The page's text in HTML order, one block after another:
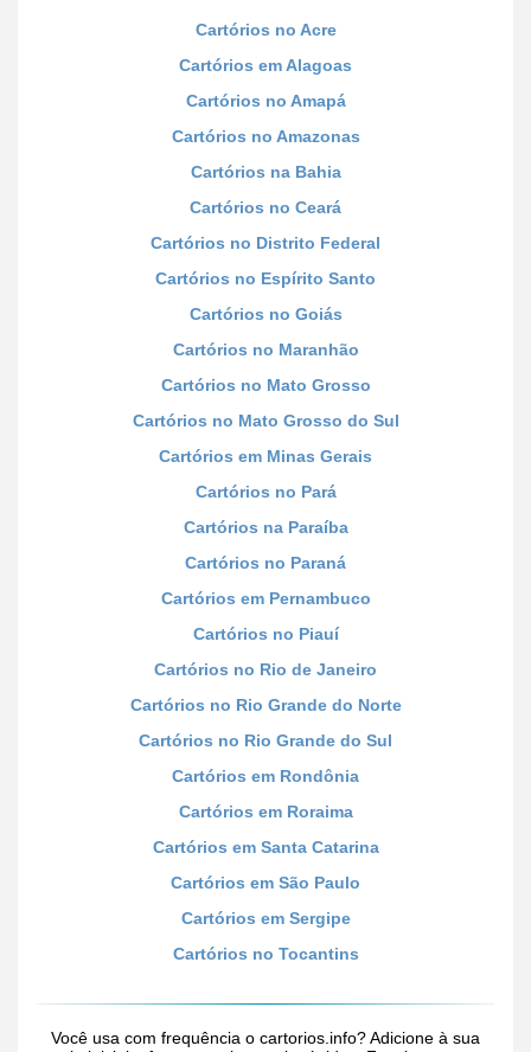
Cartórios no Acre
Cartórios em Alagoas
Cartórios no Amapá
Cartórios no Amazonas
Cartórios na Bahia
Cartórios no Ceará
Cartórios no Distrito Federal
Cartórios no Espírito Santo
Cartórios no Goiás
Cartórios no Maranhão
Cartórios no Mato Grosso
Cartórios no Mato Grosso do Sul
Cartórios em Minas Gerais
Cartórios no Pará
Cartórios na Paraíba
Cartórios no Paraná
Cartórios em Pernambuco
Cartórios no Piauí
Cartórios no Rio de Janeiro
Cartórios no Rio Grande do Norte
Cartórios no Rio Grande do Sul
Cartórios em Rondônia
Cartórios em Roraima
Cartórios em Santa Catarina
Cartórios em São Paulo
Cartórios em Sergipe
Cartórios no Tocantins
Você usa com frequência o cartorios.info? Adicione à sua